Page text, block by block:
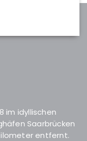
im idyllischen
Saarbrücken
entfernt.